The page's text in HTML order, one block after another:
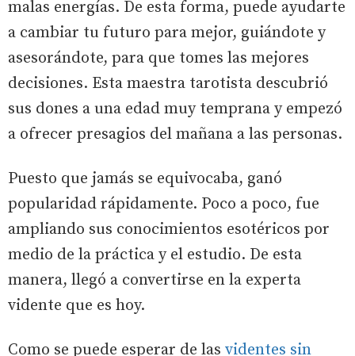
malas energías. De esta forma, puede ayudarte
a cambiar tu futuro para mejor, guiándote y
asesorándote, para que tomes las mejores
decisiones. Esta maestra tarotista descubrió
sus dones a una edad muy temprana y empezó
a ofrecer presagios del mañana a las personas.
Puesto que jamás se equivocaba, ganó
popularidad rápidamente. Poco a poco, fue
ampliando sus conocimientos esotéricos por
medio de la práctica y el estudio. De esta
manera, llegó a convertirse en la experta
vidente que es hoy.
Como se puede esperar de las videntes sin